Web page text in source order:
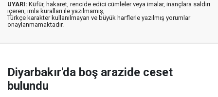
UYARI: Küfür, hakaret, rencide edici cümleler veya imalar, inançlara saldırı
içeren, imla kuralları ile yazılmamış,
Türkçe karakter kullanılmayan ve büyük harflerle yazılmış yorumlar
onaylanmamaktadır.
Diyarbakır'da boş arazide ceset
bulundu